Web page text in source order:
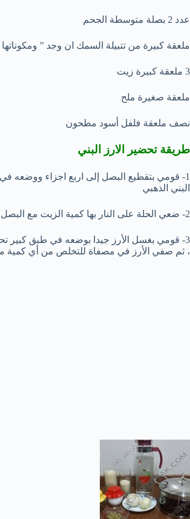
عدد 2 بصلة متوسطة الجحم
ملعقة كبيرة من تتبيلة السمك ان وجد ”
3 ملعقة كبيرة زيت
ملعقة صغيرة ملح
نصف ملعقة فلفل أسود مطحون
طريقة تحضير الارز البني
1- قومي بتقطيع البصل إلى اربع اجزاء ووضعه
البني الذهبي
2- ضعي الحلة على النار بها كمية الزيت مع البصل المفروم مع التقليب كل دقيقتين
3- قومي بغسل الأرز جيدا بوضعه في طبق كبير
، ثم صفي الأرز في مصفاة للتخلص من أي كمية